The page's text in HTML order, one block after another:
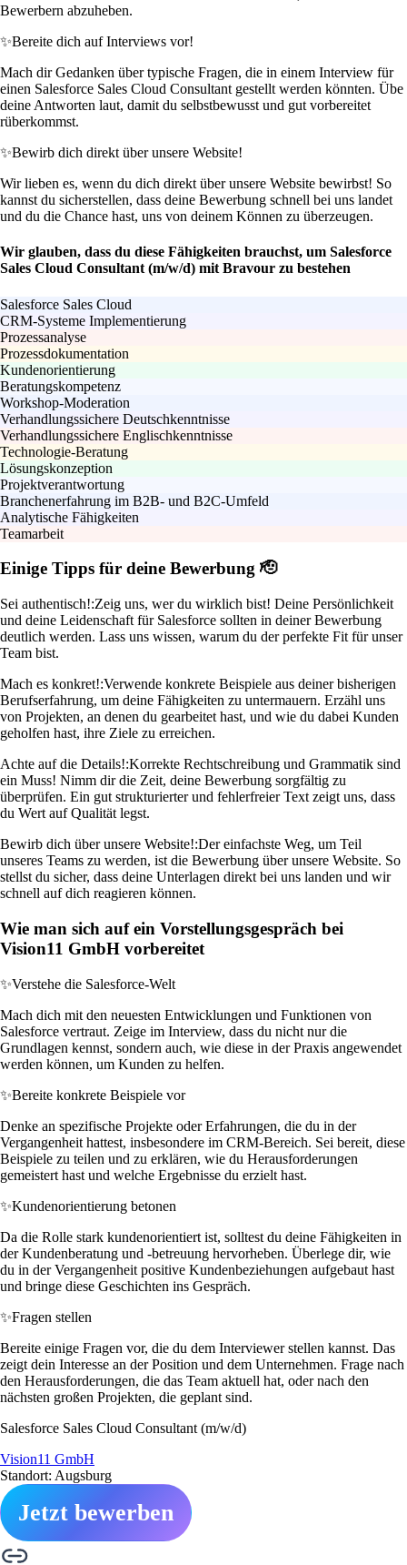
Bewerbern abzuheben.
✨Bereite dich auf Interviews vor!
Mach dir Gedanken über typische Fragen, die in einem Interview für
einen Salesforce Sales Cloud Consultant gestellt werden könnten. Übe
deine Antworten laut, damit du selbstbewusst und gut vorbereitet
rüberkommst.
✨Bewirb dich direkt über unsere Website!
Wir lieben es, wenn du dich direkt über unsere Website bewirbst! So
kannst du sicherstellen, dass deine Bewerbung schnell bei uns landet
und du die Chance hast, uns von deinem Können zu überzeugen.
Wir glauben, dass du diese Fähigkeiten brauchst, um Salesforce
Sales Cloud Consultant (m/w/d) mit Bravour zu bestehen
Salesforce Sales Cloud
CRM-Systeme Implementierung
Prozessanalyse
Prozessdokumentation
Kundenorientierung
Beratungskompetenz
Workshop-Moderation
Verhandlungssichere Deutschkenntnisse
Verhandlungssichere Englischkenntnisse
Technologie-Beratung
Lösungskonzeption
Projektverantwortung
Branchenerfahrung im B2B- und B2C-Umfeld
Analytische Fähigkeiten
Teamarbeit
Einige Tipps für deine Bewerbung 🫡
Sei authentisch!:Zeig uns, wer du wirklich bist! Deine Persönlichkeit
und deine Leidenschaft für Salesforce sollten in deiner Bewerbung
deutlich werden. Lass uns wissen, warum du der perfekte Fit für unser
Team bist.
Mach es konkret!:Verwende konkrete Beispiele aus deiner bisherigen
Berufserfahrung, um deine Fähigkeiten zu untermauern. Erzähl uns
von Projekten, an denen du gearbeitet hast, und wie du dabei Kunden
geholfen hast, ihre Ziele zu erreichen.
Achte auf die Details!:Korrekte Rechtschreibung und Grammatik sind
ein Muss! Nimm dir die Zeit, deine Bewerbung sorgfältig zu
überprüfen. Ein gut strukturierter und fehlerfreier Text zeigt uns, dass
du Wert auf Qualität legst.
Bewirb dich über unsere Website!:Der einfachste Weg, um Teil
unseres Teams zu werden, ist die Bewerbung über unsere Website. So
stellst du sicher, dass deine Unterlagen direkt bei uns landen und wir
schnell auf dich reagieren können.
Wie man sich auf ein Vorstellungsgespräch bei
Vision11 GmbH vorbereitet
✨Verstehe die Salesforce-Welt
Mach dich mit den neuesten Entwicklungen und Funktionen von
Salesforce vertraut. Zeige im Interview, dass du nicht nur die
Grundlagen kennst, sondern auch, wie diese in der Praxis angewendet
werden können, um Kunden zu helfen.
✨Bereite konkrete Beispiele vor
Denke an spezifische Projekte oder Erfahrungen, die du in der
Vergangenheit hattest, insbesondere im CRM-Bereich. Sei bereit, diese
Beispiele zu teilen und zu erklären, wie du Herausforderungen
gemeistert hast und welche Ergebnisse du erzielt hast.
✨Kundenorientierung betonen
Da die Rolle stark kundenorientiert ist, solltest du deine Fähigkeiten in
der Kundenberatung und -betreuung hervorheben. Überlege dir, wie
du in der Vergangenheit positive Kundenbeziehungen aufgebaut hast
und bringe diese Geschichten ins Gespräch.
✨Fragen stellen
Bereite einige Fragen vor, die du dem Interviewer stellen kannst. Das
zeigt dein Interesse an der Position und dem Unternehmen. Frage nach
den Herausforderungen, die das Team aktuell hat, oder nach den
nächsten großen Projekten, die geplant sind.
Salesforce Sales Cloud Consultant (m/w/d)
Vision11 GmbH
Standort: Augsburg
Jetzt bewerben